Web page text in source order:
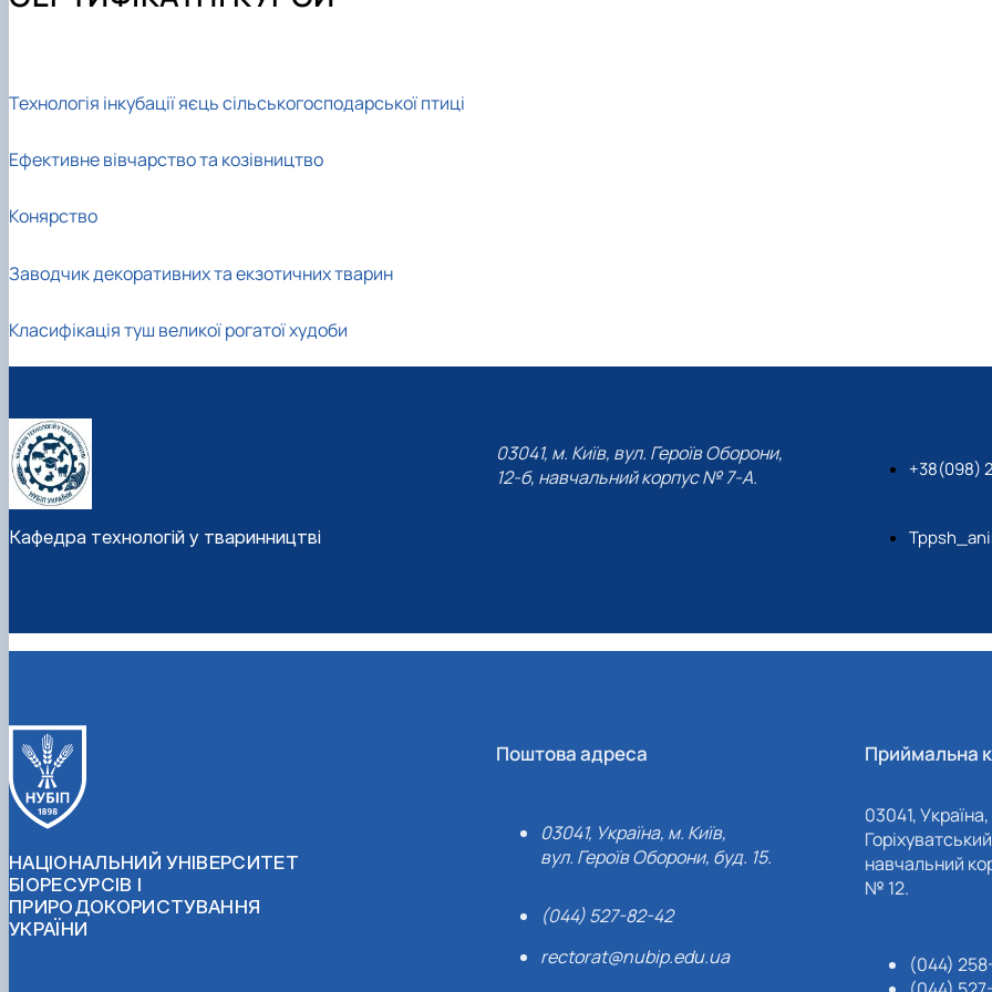
Навчально-науково-виробничі лабораторії
Сертифікатні курси
Наукові гуртки
Технологія інкубації яєць сільськогосподарської птиці
Ефективне вівчарство та козівництво
Конярство
Заводчик декоративних та екзотичних тварин
Класифікація туш великої рогатої худоби
Кафедра технологій у тваринництві
03041, м. Київ, вул. Героїв Оборони,
12-б, навчальний корпус № 7-А.
+38(098)
НАЦІОНАЛЬНИЙ УНІВЕРСИТЕТ
БІОРЕСУРСІВ І
ПРИРОДОКОРИСТУВАННЯ
УКРАЇНИ
Поштова адреса
03041, Україна, м. Київ,
вул. Героїв Оборони, буд. 15.
(044) 527-82-42
rectorat@nubip.edu.ua
Приймальна
03041,
навчальний
№ 12.
(044)